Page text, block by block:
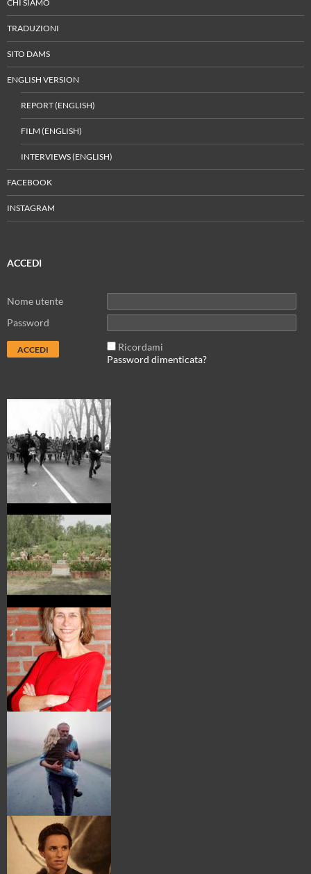
CHI SIAMO
TRADUZIONI
SITO DAMS
ENGLISH VERSION
REPORT (ENGLISH)
FILM (ENGLISH)
INTERVIEWS (ENGLISH)
FACEBOOK
INSTAGRAM
ACCEDI
Nome utente
Password
Ricordami
Password dimenticata?